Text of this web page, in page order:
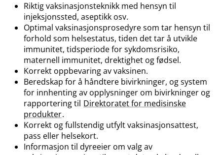
Riktig vaksinasjonsteknikk med hensyn til
injeksjonssted, aseptikk osv.
Optimal vaksinasjonsprosedyre som tar hensyn til
forhold som helsestatus, tiden det tar å utvikle
immunitet, tidsperiode for sykdomsrisiko,
maternell immunitet, drektighet og fødsel.
Korrekt oppbevaring av vaksinen.
Beredskap for å håndtere bivirkninger, og system
for innhenting av opplysninger om bivirkninger og
rapportering til Direktoratet for medisinske
produkter.
Korrekt og fullstendig utfylt vaksinasjonsattest,
pass eller helsekort.
Informasjon til dyreeier om valg av